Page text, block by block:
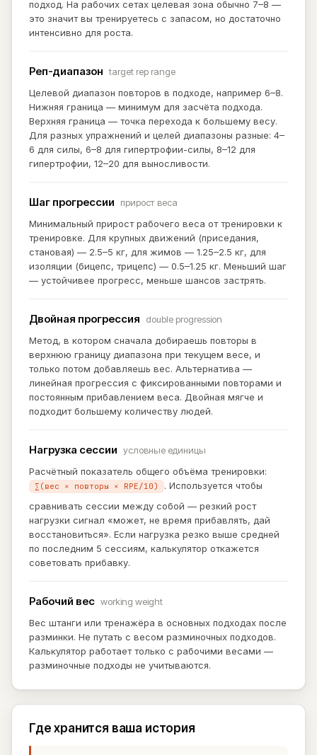
подход. На рабочих сетах целевая зона обычно 7–8 —
это значит вы тренируетесь с запасом, но достаточно
интенсивно для роста.
Реп-диапазон target rep range
Целевой диапазон повторов в подходе, например 6–8.
Нижняя граница — минимум для засчёта подхода.
Верхняя граница — точка перехода к большему весу.
Для разных упражнений и целей диапазоны разные: 4–
6 для силы, 6–8 для гипертрофии-силы, 8–12 для
гипертрофии, 12–20 для выносливости.
Шаг прогрессии
прирост веса
Минимальный прирост рабочего веса от тренировки к
тренировке. Для крупных движений (приседания,
становая) — 2.5–5 кг, для жимов — 1.25–2.5 кг, для
изоляции (бицепс, трицепс) — 0.5–1.25 кг. Меньший шаг
— устойчивее прогресс, меньше шансов застрять.
Двойная прогрессия
double progression
Метод, в котором сначала добираешь повторы в
верхнюю границу диапазона при текущем весе, и
только потом добавляешь вес. Альтернатива —
линейная прогрессия с фиксированными повторами и
постоянным прибавлением веса. Двойная мягче и
подходит большему количеству людей.
Нагрузка сессии условные единицы
Расчётный показатель общего объёма тренировки:
∑(вес × повторы × RPE/10)
. Используется чтобы
сравнивать сессии между собой — резкий рост
нагрузки сигнал «может, не время прибавлять, дай
восстановиться». Если нагрузка резко выше средней
по последним 5 сессиям, калькулятор откажется
советовать прибавку.
Рабочий вес working weight
Вес штанги или тренажёра в основных подходах после
разминки. Не путать с весом разминочных подходов.
Калькулятор работает только с рабочими весами —
разминочные подходы не учитываются.
Где хранится ваша история